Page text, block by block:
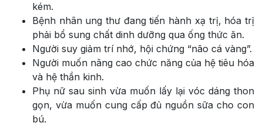
kém.
Bệnh nhân ung thư đang tiến hành xạ trị, hóa trị
phải bổ sung chất dinh dưỡng qua ống thức ăn.
Người suy giảm trí nhớ, hội chứng “não cá vàng”.
Người muốn nâng cao chức năng của hệ tiêu hóa
và hệ thần kinh.
Phụ nữ sau sinh vừa muốn lấy lại vóc dáng thon
gọn, vừa muốn cung cấp đủ nguồn sữa cho con
bú.